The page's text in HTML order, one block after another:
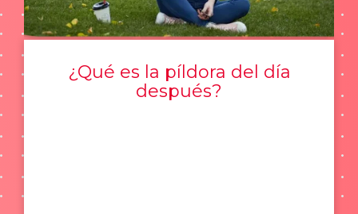
¿Qué es la píldora del día
después?